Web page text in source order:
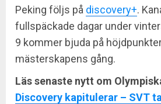
Peking följs på discovery+.
fullspäckade dagar under
9 kommer bjuda på
mästerskapens gång.
Läs senaste nytt om
Discovery kapitulerar – SVT